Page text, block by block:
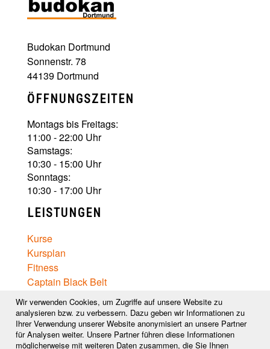
Wir verwenden Cookies, um Zugriffe auf unsere Website zu
analysieren bzw. zu verbessern. Dazu geben wir Informationen zu
Ihrer Verwendung unserer Website anonymisiert an unsere Partner
für Analysen weiter. Unsere Partner führen diese Informationen
möglicherweise mit weiteren Daten zusammen, die Sie Ihnen
Budokan Dortmund
Sonnenstr. 78
44139 Dortmund
ÖFFNUNGSZEITEN
Montags bis Freitags:
11:00 - 22:00 Uhr
Samstags:
10:30 - 15:00 Uhr
Sonntags:
10:30 - 17:00 Uhr
LEISTUNGEN
Kurse
Kursplan
Fitness
Captain Black Belt
Ernährungsberatung
Wellness
Preise